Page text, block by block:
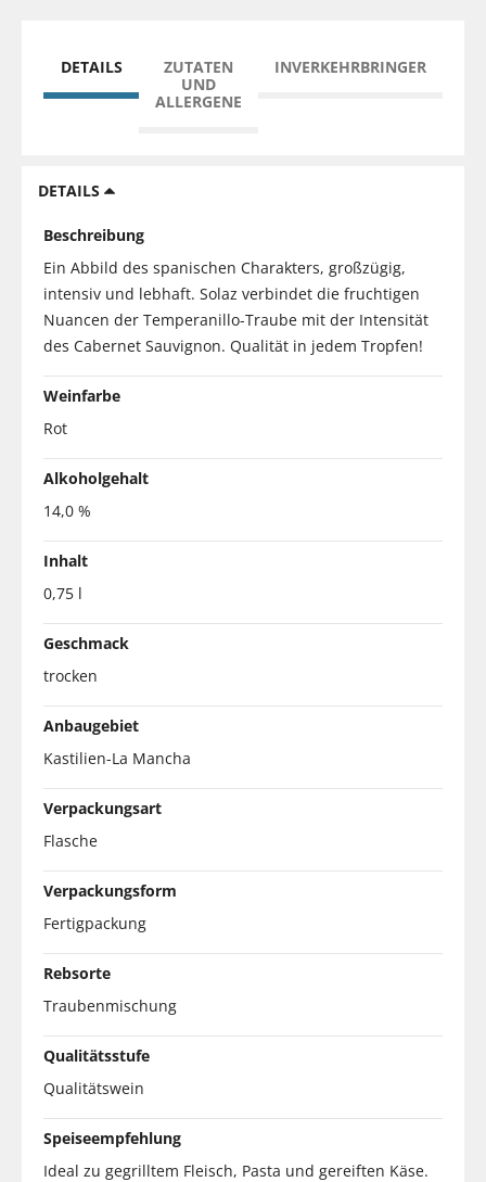
DETAILS
ZUTATEN
UND
ALLERGENE
INVERKEHRBRINGER
DETAILS
Beschreibung
Ein Abbild des spanischen Charakters, großzügig,
intensiv und lebhaft. Solaz verbindet die fruchtigen
Nuancen der Temperanillo-Traube mit der Intensität
des Cabernet Sauvignon. Qualität in jedem Tropfen!
Weinfarbe
Rot
Alkoholgehalt
14,0 %
Inhalt
0,75 l
Geschmack
trocken
Anbaugebiet
Kastilien-La Mancha
Verpackungsart
Flasche
Verpackungsform
Fertigpackung
Rebsorte
Traubenmischung
Qualitätsstufe
Qualitätswein
Speiseempfehlung
Ideal zu gegrilltem Fleisch, Pasta und gereiften Käse.